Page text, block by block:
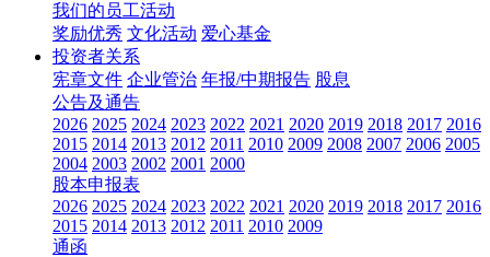
我们的员工活动
奖励优秀 文化活动 爱心基金
投资者关系
宪章文件 企业管治 年报/中期报告 股息
公告及通告
2026 2025 2024 2023 2022 2021 2020 2019 2018 2017 2016
2015 2014 2013 2012 2011 2010 2009 2008 2007 2006 2005
2004 2003 2002 2001 2000
股本申报表
2026 2025 2024 2023 2022 2021 2020 2019 2018 2017 2016
2015 2014 2013 2012 2011 2010 2009
通函